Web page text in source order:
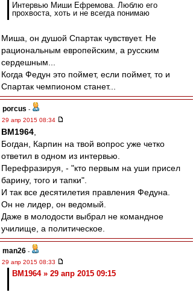
Интервью Миши Ефремова. Люблю его
прохвоста, хоть и не всегда понимаю
Миша, он душой Спартак чувствует. Не
рациональным европейским, а русским
сердешным...
Когда Федун это поймет, если поймет, то и
Спартак чемпионом станет...
porcus -
29 апр 2015 08:34
BM1964
Богдан, Карпин на твой вопрос уже четко
ответил в одном из интервью.
Перефразируя, - "кто первым на уши присел
барину, того и тапки".
И так все десятилетия правления Федуна.
Он не лидер, он ведомый.
Даже в молодости выбрал не командное
училище, а политическое.
man26 -
29 апр 2015 08:33
BM1964 » 29 апр 2015 09:15